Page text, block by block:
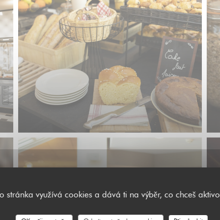
stránka využívá cookies a dává ti na výběr, co chceš